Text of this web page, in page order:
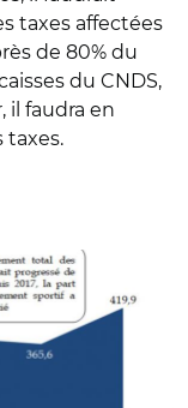
taxes affectées
de 80% du
du CNDS,
il faudra en
taxes.